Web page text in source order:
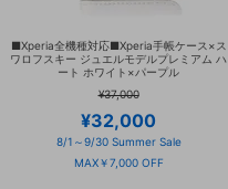
■Xperia全機種対応■Xperia手帳ケース×ス
ワロフスキー ジュエルモデルプレミアム ハ
ート ホワイト×パープル
¥37,000
¥32,000
8/1～9/30 Summer Sale
MAX￥7,000 OFF